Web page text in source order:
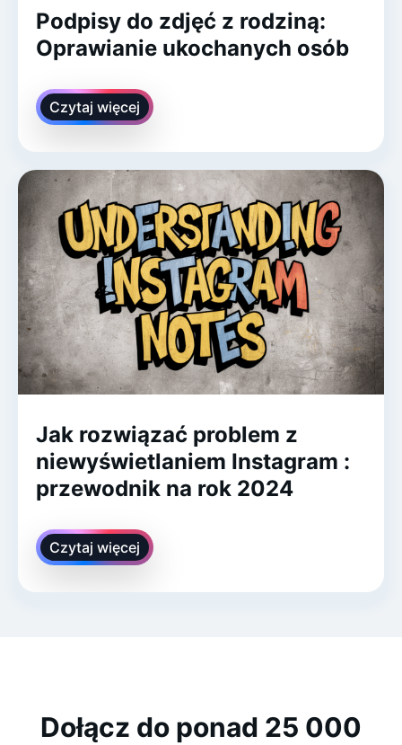
Podpisy do zdjęć z rodziną:
Oprawianie ukochanych osób
Czytaj więcej
Jak rozwiązać problem z
niewyświetlaniem Instagram :
przewodnik na rok 2024
Czytaj więcej
Dołącz do ponad 25 000